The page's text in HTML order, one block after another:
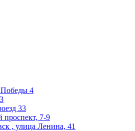
4
33
проспект, 7-9
, улица Ленина, 41